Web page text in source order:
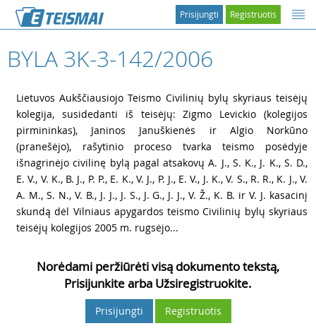
Registruotis
Prisijungti
BYLA 3K-3-142/2006
Lietuvos Aukščiausiojo Teismo Civilinių bylų skyriaus teisėjų
kolegija, susidedanti iš teisėjų: Zigmo Levickio (kolegijos
pirmininkas), Janinos Januškienės ir Algio Norkūno
(pranešėjo), rašytinio proceso tvarka teismo posėdyje
išnagrinėjo civilinę bylą pagal atsakovų A. J., S. K., J. K., S. D.,
E. V., V. K., B. J., P. P., E. K., V. J., P. J., E. V., J. K., V. S., R. R., K. J., V.
A. M., S. N., V. B., J. J., J. S., J. G., J. J., V. Ž., K. B. ir V. J. kasacinį
skundą dėl Vilniaus apygardos teismo Civilinių bylų skyriaus
teisėjų kolegijos 2005 m. rugsėjo...
Norėdami peržiūrėti visą dokumento tekstą,
Prisijunkite arba Užsiregistruokite.
Prisijungti Registruotis